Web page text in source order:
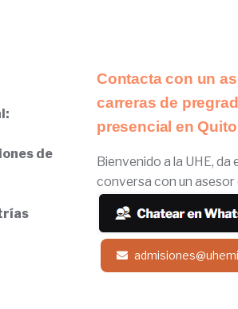
de
Contacta con un
carreras de
presencial en Quito
Bienvenido a la UHE, da
conversa con un asesor